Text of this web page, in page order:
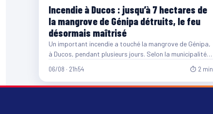
Incendie à Ducos : jusqu’à 7 hectares de
la mangrove de Génipa détruits, le feu
désormais maîtrisé
Un important incendie a touché la mangrove de Génipa,
à Ducos, pendant plusieurs jours. Selon la municipalité,
06/08 · 21h54 ⏱ 2 min